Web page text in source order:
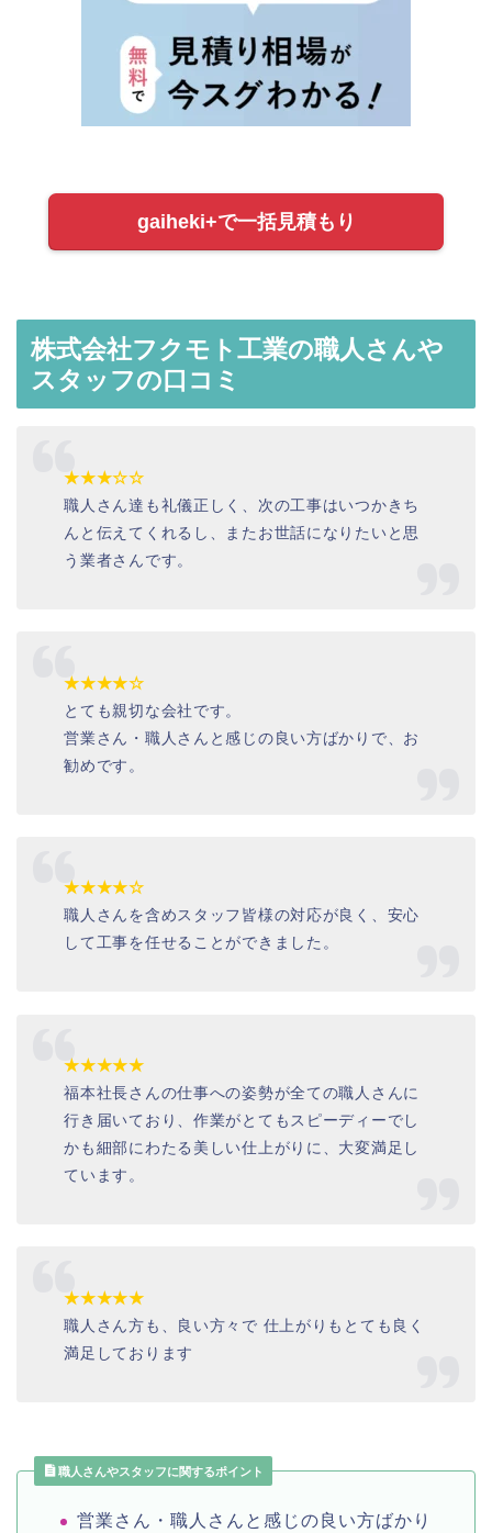
gaiheki+で一括見積もり
株式会社フクモト工業の職人さんや
スタッフの口コミ
★★★☆☆
職人さん達も礼儀正しく、次の工事はいつかきち
んと伝えてくれるし、またお世話になりたいと思
う業者さんです。
★★★★☆
とても親切な会社です。
営業さん・職人さんと感じの良い方ばかりで、お
勧めです。
★★★★☆
職人さんを含めスタッフ皆様の対応が良く、安心
して工事を任せることができました。
★★★★★
福本社長さんの仕事への姿勢が全ての職人さんに
行き届いており、作業がとてもスピーディーでし
かも細部にわたる美しい仕上がりに、大変満足し
ています。
★★★★★
職人さん方も、良い方々で 仕上がりもとても良く
満足しております
職人さんやスタッフに関するポイント
営業さん・職人さんと感じの良い方ばかり